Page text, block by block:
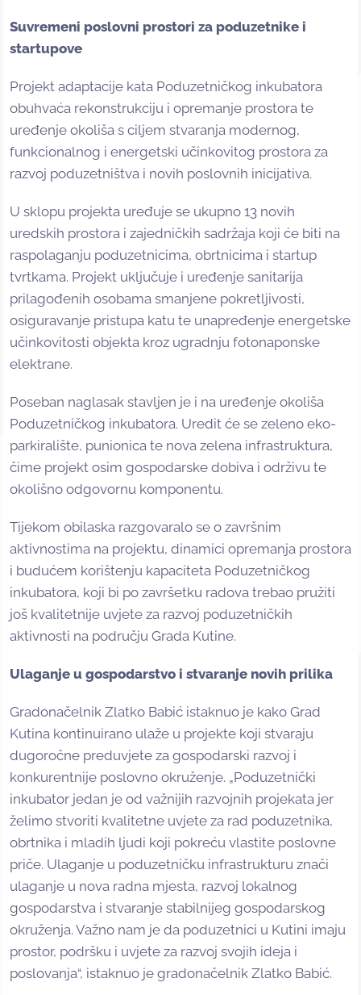
Suvremeni poslovni prostori za poduzetnike i
startupove
Projekt adaptacije kata Poduzetničkog inkubatora
obuhvaća rekonstrukciju i opremanje prostora te
uređenje okoliša s ciljem stvaranja modernog,
funkcionalnog i energetski učinkovitog prostora za
razvoj poduzetništva i novih poslovnih inicijativa.
U sklopu projekta uređuje se ukupno 13 novih
uredskih prostora i zajedničkih sadržaja koji će biti na
raspolaganju poduzetnicima, obrtnicima i startup
tvrtkama. Projekt uključuje i uređenje sanitarija
prilagođenih osobama smanjene pokretljivosti,
osiguravanje pristupa katu te unapređenje energetske
učinkovitosti objekta kroz ugradnju fotonaponske
elektrane.
Poseban naglasak stavljen je i na uređenje okoliša
Poduzetničkog inkubatora. Uredit će se zeleno eko-
parkiralište, punionica te nova zelena infrastruktura,
čime projekt osim gospodarske dobiva i održivu te
okolišno odgovornu komponentu.
Tijekom obilaska razgovaralo se o završnim
aktivnostima na projektu, dinamici opremanja prostora
i budućem korištenju kapaciteta Poduzetničkog
inkubatora, koji bi po završetku radova trebao pružiti
još kvalitetnije uvjete za razvoj poduzetničkih
aktivnosti na području Grada Kutine.
Ulaganje u gospodarstvo i stvaranje novih prilika
Gradonačelnik Zlatko Babić istaknuo je kako Grad
Kutina kontinuirano ulaže u projekte koji stvaraju
dugoročne preduvjete za gospodarski razvoj i
konkurentnije poslovno okruženje. „Poduzetnički
inkubator jedan je od važnijih razvojnih projekata jer
želimo stvoriti kvalitetne uvjete za rad poduzetnika,
obrtnika i mladih ljudi koji pokreću vlastite poslovne
priče. Ulaganje u poduzetničku infrastrukturu znači
ulaganje u nova radna mjesta, razvoj lokalnog
gospodarstva i stvaranje stabilnijeg gospodarskog
okruženja. Važno nam je da poduzetnici u Kutini imaju
prostor, podršku i uvjete za razvoj svojih ideja i
poslovanja“, istaknuo je gradonačelnik Zlatko Babić.